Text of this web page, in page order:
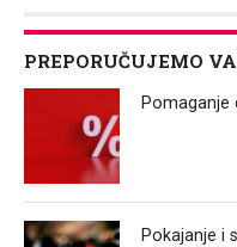
PREPORUČUJEMO
Pokajanje i